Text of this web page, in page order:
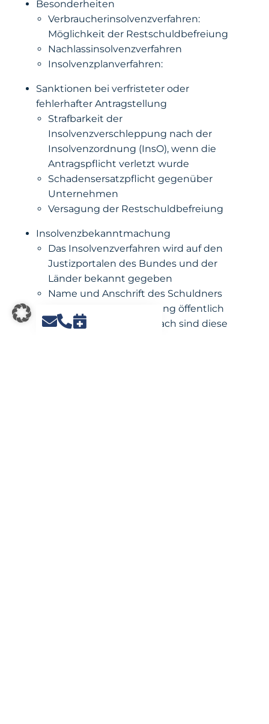
Besonderheiten
Verbraucherinsolvenzverfahren:
Möglichkeit der Restschuldbefreiung
Nachlassinsolvenzverfahren
Insolvenzplanverfahren:
Sanktionen bei verfristeter oder
fehlerhafter Antragstellung
Strafbarkeit der
Insolvenzverschleppung nach der
Insolvenzordnung (InsO), wenn die
Antragspflicht verletzt wurde
Schadensersatzpflicht gegenüber
Unternehmen
Versagung der Restschuldbefreiung
Insolvenzbekanntmachung
Das Insolvenzverfahren wird auf den
Justizportalen des Bundes und der
Länder bekannt gegeben
Name und Anschrift des Schuldners
werden zwei Wochen lang öffentlich
bekannt gemacht; danach sind diese